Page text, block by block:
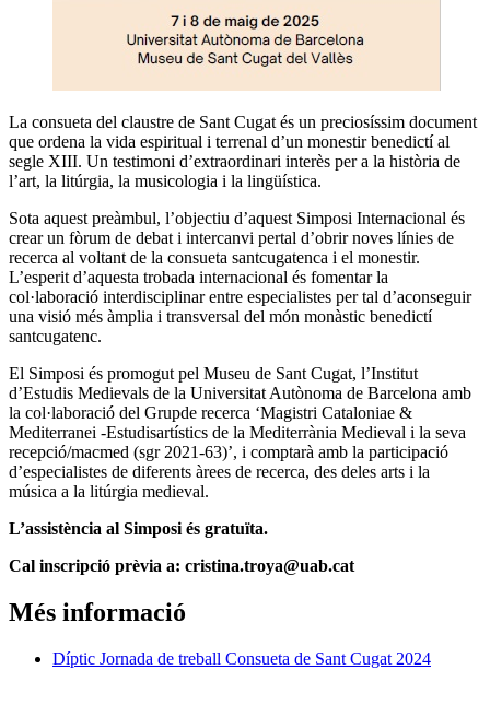
La consueta del claustre de Sant Cugat és un preciosíssim document
que ordena la vida espiritual i terrenal d’un monestir benedictí al
segle XIII. Un testimoni d’extraordinari interès per a la història de
l’art, la litúrgia, la musicologia i la lingüística.
Sota aquest preàmbul, l’objectiu d’aquest Simposi Internacional és
crear un fòrum de debat i intercanvi pertal d’obrir noves línies de
recerca al voltant de la consueta santcugatenca i el monestir.
L’esperit d’aquesta trobada internacional és fomentar la
col·laboració interdisciplinar entre especialistes per tal d’aconseguir
una visió més àmplia i transversal del món monàstic benedictí
santcugatenc.
El Simposi és promogut pel Museu de Sant Cugat, l’Institut
d’Estudis Medievals de la Universitat Autònoma de Barcelona amb
la col·laboració del Grupde recerca ‘Magistri Cataloniae &
Mediterranei -Estudisartístics de la Mediterrània Medieval i la seva
recepció/macmed (sgr 2021-63)’, i comptarà amb la participació
d’especialistes de diferents àrees de recerca, des deles arts i la
música a la litúrgia medieval.
L’assistència al Simposi és gratuïta.
Cal inscripció prèvia a: cristina.troya@uab.cat
Més informació
Díptic Jornada de treball Consueta de Sant Cugat 2024